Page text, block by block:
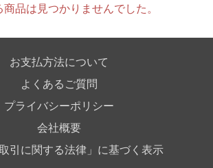
ｱｿﾞﾝｵﾝﾗｲﾝｼｮｯﾌﾟX
商品は見つかりませんでした。
お支払方法について
よくあるご質問
プライバシーポリシー
会社概要
取引に関する法律」に基づく表示